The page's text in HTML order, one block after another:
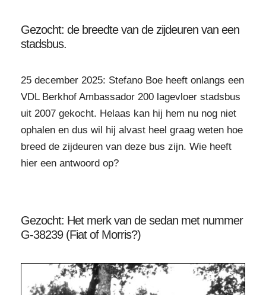
Gezocht: de breedte van de zijdeuren van een
stadsbus.
25 december 2025: Stefano Boe heeft onlangs een
VDL Berkhof Ambassador 200 lagevloer stadsbus
uit 2007 gekocht. Helaas kan hij hem nu nog niet
ophalen en dus wil hij alvast heel graag weten hoe
breed de zijdeuren van deze bus zijn. Wie heeft
hier een antwoord op?
Gezocht: Het merk van de sedan met nummer
G-38239 (Fiat of Morris?)